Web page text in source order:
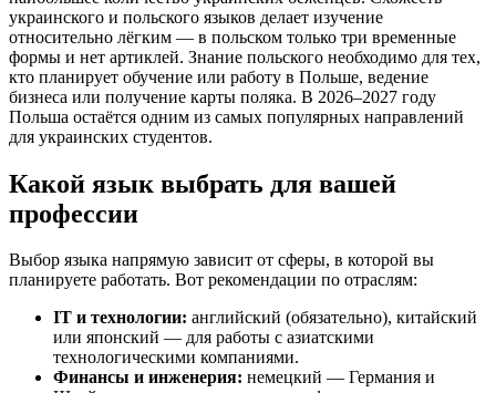
украинского и польского языков делает изучение
относительно лёгким — в польском только три временные
формы и нет артиклей. Знание польского необходимо для тех,
кто планирует обучение или работу в Польше, ведение
бизнеса или получение карты поляка. В 2026–2027 году
Польша остаётся одним из самых популярных направлений
для украинских студентов.
Какой язык выбрать для вашей
профессии
Выбор языка напрямую зависит от сферы, в которой вы
планируете работать. Вот рекомендации по отраслям:
IT и технологии: английский (обязательно), китайский
или японский — для работы с азиатскими
технологическими компаниями.
Финансы и инженерия: немецкий — Германия и